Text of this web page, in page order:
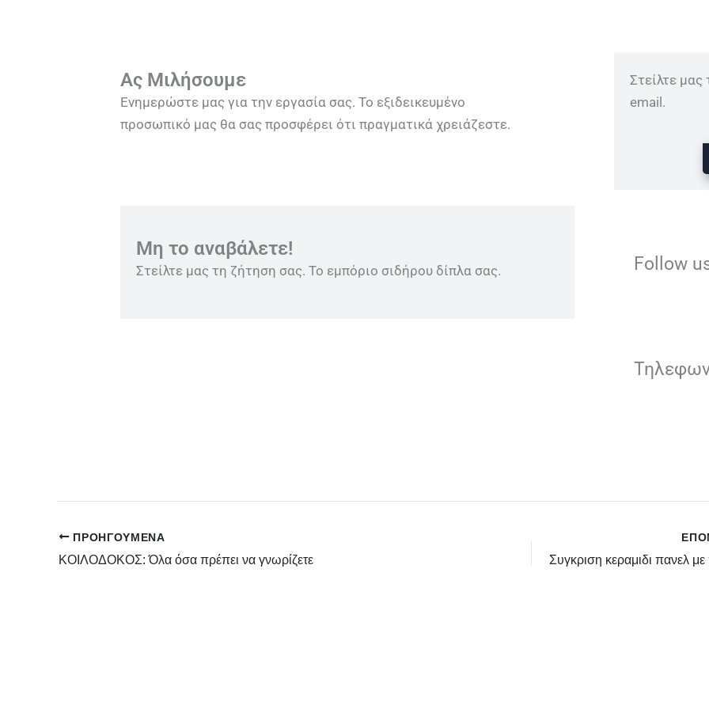
Ας Μιλήσουμε
Ενημερώστε μας για την εργασία σας. Το εξιδεικευμένο
προσωπικό μας θα σας προσφέρει ότι πραγματικά χρειάζεστε.
Στείλτε
email.
Μη το αναβάλετε!
Στείλτε μας τη ζήτηση σας. Το εμπόριο σιδήρου δίπλα σας. Follow
ΠΡΟΗΓΟΎΜΕΝΑ
ΚΟΙΛΟΔΟΚΟΣ: Όλα όσα πρέπει να γνωρίζετε